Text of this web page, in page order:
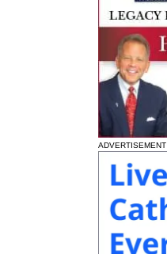
ADVERTISEMENT